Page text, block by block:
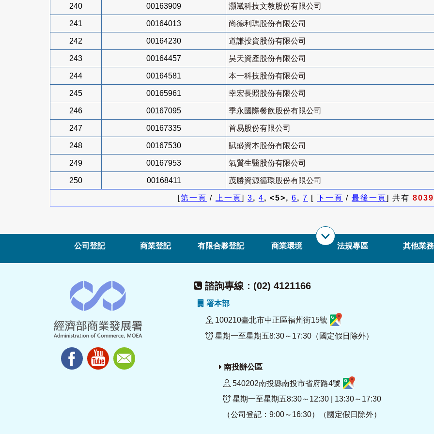
240 00163909 灝崴科技文教股份有限公司
241 00164013 尚德利瑪股份有限公司
242 00164230 道謙投資股份有限公司
243 00164457 昊天資產股份有限公司
244 00164581 本一科技股份有限公司
245 00165961 幸宏長照股份有限公司
246 00167095 季永國際餐飲股份有限公司
247 00167335 首易股份有限公司
248 00167530 賦盛資本股份有限公司
249 00167953 氣質生醫股份有限公司
250 00168411 茂勝資源循環股份有限公司
[第一頁 / 上一頁] 3, 4, <5>, 6, 7 [ 下一頁 / 最後一頁] 共有 8039
公司登記 商業登記 有限合夥登記 商業環境 法規專區 其他業務
諮詢專線：(02) 4121166
署本部
100210臺北市中正區福州街15號
星期一至星期五8:30～17:30（國定假日除外）
南投辦公區
540202南投縣南投市省府路4號
星期一至星期五8:30～12:30 | 13:30～17:30
（公司登記：9:00～16:30）（國定假日除外）